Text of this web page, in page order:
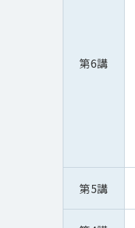
第6講
第5講